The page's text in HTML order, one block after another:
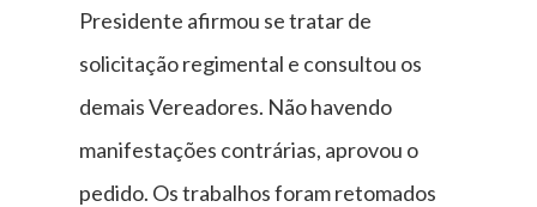
Presidente afirmou se tratar de
solicitação regimental e consultou os
demais Vereadores. Não havendo
manifestações contrárias, aprovou o
pedido. Os trabalhos foram retomados